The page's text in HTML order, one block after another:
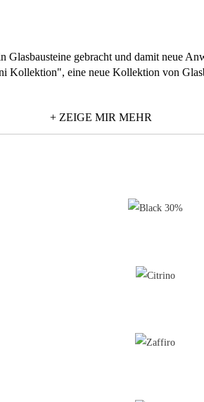
gebracht und damit neue
eine neue Kollektion von
elegante und hochwertige
Hedonismus und Emotion sind
über 0°C/32°F geeignet.
+ ZEIGE MIR MEHR